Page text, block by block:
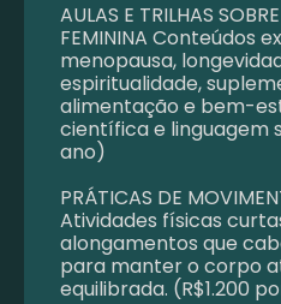
AULAS E TRILHAS
FEMININA Conteúdos
menopausa,
espiritualidade,
alimentação e bem-
científica e linguagem
ano)
PRÁTICAS DE
Atividades físicas
alongamentos que
para manter o corpo
equilibrada. (R$1.200